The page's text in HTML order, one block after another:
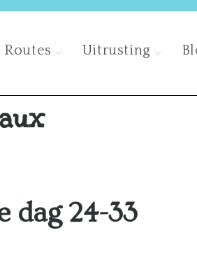
Uitrusting
dag 24-33